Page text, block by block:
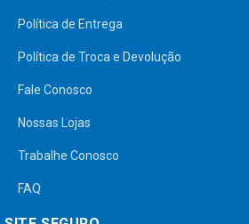
Política de Entrega
Política de Troca e Devolução
Fale Conosco
Nossas Lojas
Trabalhe Conosco
FAQ